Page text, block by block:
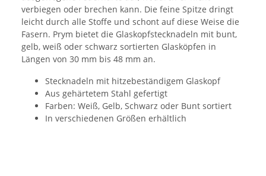
verbiegen oder brechen kann. Die feine Spitze dringt
leicht durch alle Stoffe und schont auf diese Weise die
Fasern. Prym bietet die Glaskopfstecknadeln mit bunt,
gelb, weiß oder schwarz sortierten Glasköpfen in
Längen von 30 mm bis 48 mm an.
Stecknadeln mit hitzebeständigem Glaskopf
Aus gehärtetem Stahl gefertigt
Farben: Weiß, Gelb, Schwarz oder Bunt sortiert
In verschiedenen Größen erhältlich